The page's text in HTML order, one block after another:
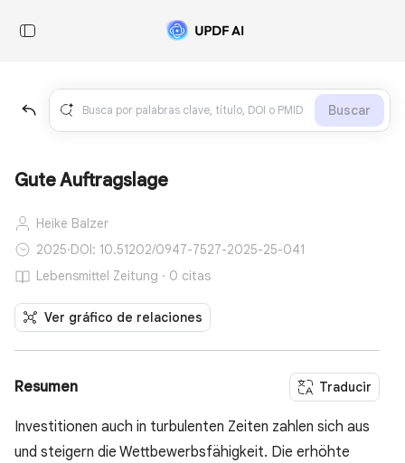
Buscar
Gute Auftragslage
Heike Balzer
2025·DOI: 10.51202/0947-7527-2025-25-041
Lebensmittel Zeitung · 0 citas
Ver gráfico de relaciones
Resumen Traducir
Investitionen auch in turbulenten Zeiten zahlen sich aus
und steigern die Wettbewerbsfähigkeit. Die erhöhte